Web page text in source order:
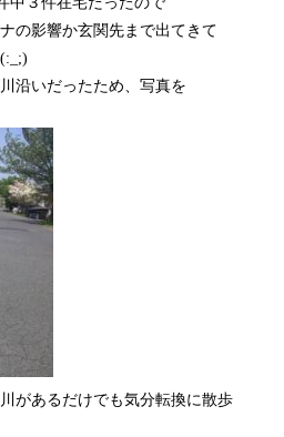
の影響か玄関先まで出てきて
沿いだったため、写真を
があるだけでも気分転換に散歩